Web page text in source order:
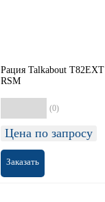
Рация Talkabout T82EXT
RSM
(0)
Цена по запросу
Заказать